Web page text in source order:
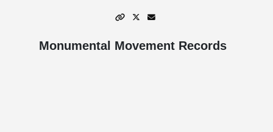
Monumental Movement Records